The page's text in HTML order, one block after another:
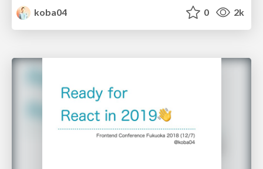
koba04
0 2k